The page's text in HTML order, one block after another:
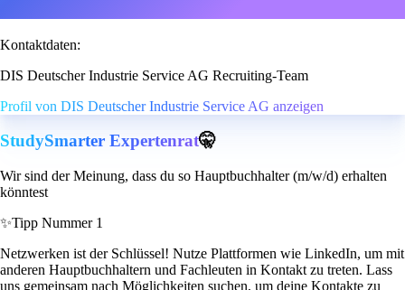
Kontaktdaten:
DIS Deutscher Industrie Service AG Recruiting-Team
Profil von DIS Deutscher Industrie Service AG anzeigen
StudySmarter Expertenrat🤫
Wir sind der Meinung, dass du so Hauptbuchhalter (m/w/d) erhalten
könntest
✨Tipp Nummer 1
Netzwerken ist der Schlüssel! Nutze Plattformen wie LinkedIn, um mit
anderen Hauptbuchhaltern und Fachleuten in Kontakt zu treten. Lass
uns gemeinsam nach Möglichkeiten suchen, um deine Kontakte zu